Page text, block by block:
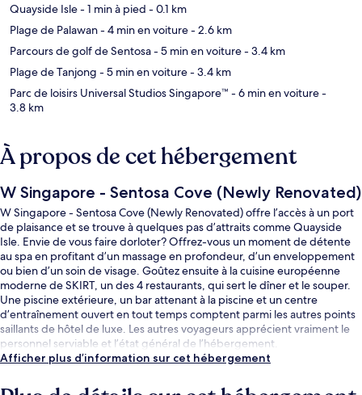
Quayside Isle- 1 min à pied - 0.1 km
Plage de Palawan- 4 min en voiture- 2.6 km
Parcours de golf de Sentosa- 5 min en voiture- 3.4 km
Plage de Tanjong - 5 min en voiture- 3.4 km
Parc de loisirs Universal Studios Singapore™ - 6 min en voiture-
3.8 km
À propos de cet hébergement
W Singapore - Sentosa Cove (Newly Renovated)
W Singapore - Sentosa Cove (Newly Renovated) offre l’accès à un port
de plaisance et se trouve à quelques pas d’attraits comme Quayside
Isle. Envie de vous faire dorloter? Offrez-vous un moment de détente
au spa en profitant d’un massage en profondeur, d’un enveloppement
ou bien d’un soin de visage. Goûtez ensuite à la cuisine européenne
moderne de SKIRT, un des 4 restaurants, qui sert le dîner et le souper.
Une piscine extérieure, un bar attenant à la piscine et un centre
d’entraînement ouvert en tout temps comptent parmi les autres points
saillants de hôtel de luxe. Les autres voyageurs apprécient vraiment le
personnel serviable et l’état général de l’hébergement.
Afficher plus d’information sur cet hébergement